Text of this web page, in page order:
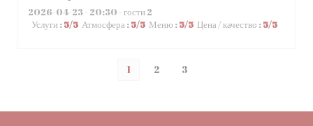
2026-04-23- 20:30 - гости 2
Услуги :5/5 Атмосфера :5/5 Меню :5/5 Цена / качество :5/5
1 2 3